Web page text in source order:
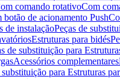
comando rotativoCom
botão de acionamento
de instalaçãoPeças de
Estruturas para bidés
de substituição para
Acessórios complementares
substituição para Estruturas